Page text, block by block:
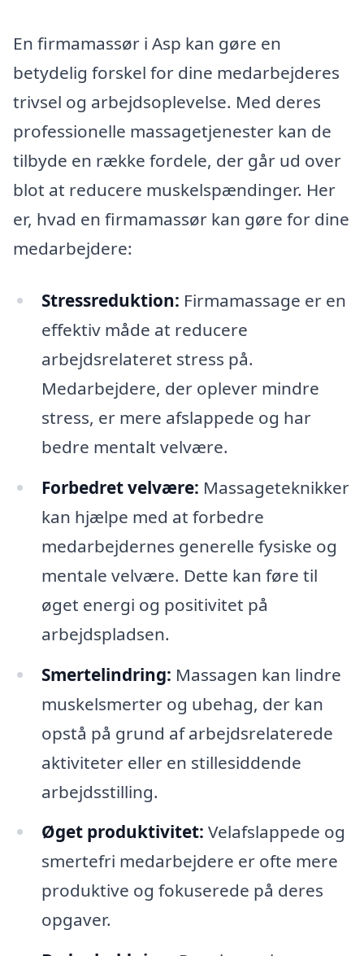
En firmamassør i Asp kan gøre en
betydelig forskel for dine medarbejderes
trivsel og arbejdsoplevelse. Med deres
professionelle massagetjenester kan de
tilbyde en række fordele, der går ud over
blot at reducere muskelspændinger. Her
er, hvad en firmamassør kan gøre for dine
medarbejdere:
Stressreduktion: Firmamassage er en
effektiv måde at reducere
arbejdsrelateret stress på.
Medarbejdere, der oplever mindre
stress, er mere afslappede og har
bedre mentalt velvære.
Forbedret velvære: Massageteknikker
kan hjælpe med at forbedre
medarbejdernes generelle fysiske og
mentale velvære. Dette kan føre til
øget energi og positivitet på
arbejdspladsen.
Smertelindring: Massagen kan lindre
muskelsmerter og ubehag, der kan
opstå på grund af arbejdsrelaterede
aktiviteter eller en stillesiddende
arbejdsstilling.
Øget produktivitet: Velafslappede og
smertefri medarbejdere er ofte mere
produktive og fokuserede på deres
opgaver.